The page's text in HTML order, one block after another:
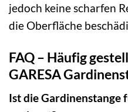
jedoch keine scharfen
die Oberfläche
FAQ – Häufig
GARESA
Ist die Gardinenstange